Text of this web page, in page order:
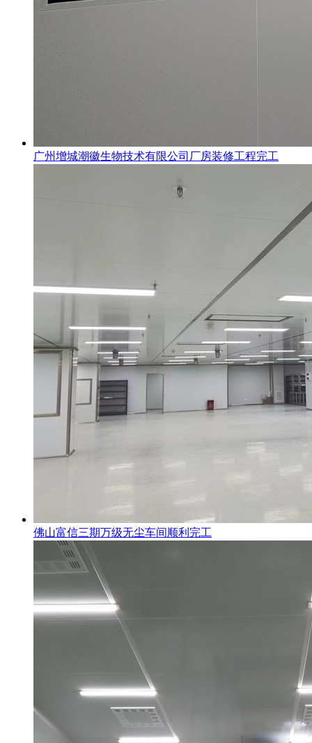
广州增城潮徽生物技术有限公司厂房装修工程完工
佛山富信三期万级无尘车间顺利完工